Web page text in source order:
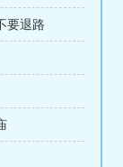
要退路